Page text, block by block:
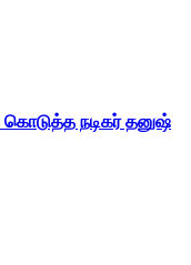
நடிகர் தனுஷ்